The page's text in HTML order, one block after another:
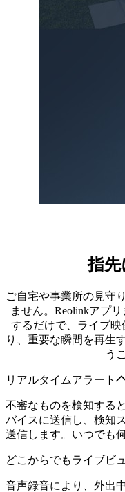
指先
ご自宅や事業所の見守
ません。Reolinkアプ
するだけで、ライブ
り、重要な瞬間を再生
う
リアルタイムアラート
不審なものを検知する
バイスに送信し、検知
送信します。いつでも
どこからでもライブビ
音声録音により、外出